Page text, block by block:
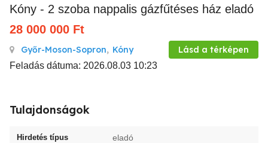
Kóny - 2 szoba nappalis gázfűtéses ház eladó
28 000 000 Ft
Győr-Moson-Sopron, Kóny Lásd a térképen
Feladás dátuma: 2026.08.03 10:23
Tulajdonságok
Hirdetés típus eladó